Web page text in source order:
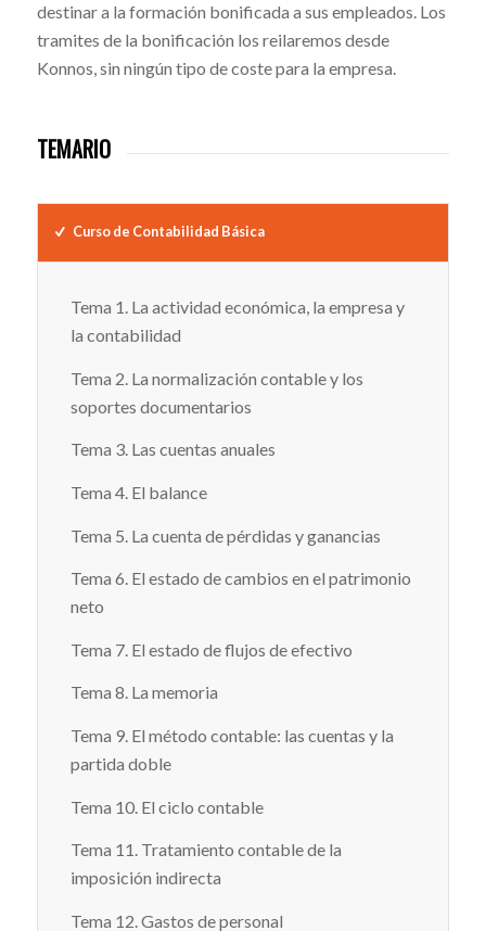
destinar a la formación bonificada a sus empleados. Los
tramites de la bonificación los reilaremos desde
Konnos, sin ningún tipo de coste para la empresa.
TEMARIO
Curso de Contabilidad Básica
Tema 1. La actividad económica, la empresa y
la contabilidad
Tema 2. La normalización contable y los
soportes documentarios
Tema 3. Las cuentas anuales
Tema 4. El balance
Tema 5. La cuenta de pérdidas y ganancias
Tema 6. El estado de cambios en el patrimonio
neto
Tema 7. El estado de flujos de efectivo
Tema 8. La memoria
Tema 9. El método contable: las cuentas y la
partida doble
Tema 10. El ciclo contable
Tema 11. Tratamiento contable de la
imposición indirecta
Tema 12. Gastos de personal